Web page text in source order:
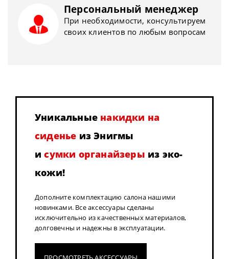
Персональный менеджер
При необходимости, консультируем
своих клиентов по любым вопросам
Уникальные накидки на
сиденье из Энигмы
исумки органайзеры из эко-
кожи!
Дополните комплектацию салона нашими
новинками. Все аксессуары сделаны
исключительно из качественных материалов,
долговечны и надежны в эксплуатации.